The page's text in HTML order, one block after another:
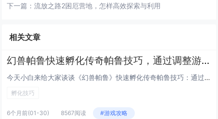
下一篇：流放之路2困厄营地，怎样高效探索与利用
相关文章
幻兽帕鲁快速孵化传奇帕鲁技巧，通过调整游戏内时间与特定食物组合可大幅缩短孵化等待
今天小白来给大家谈谈《幻兽帕鲁》快速孵化传奇帕鲁技巧：通过调整游戏内时间与特定食物组合可大幅缩短孵化等待。，以及对应的知...
孵化技巧
6个月前(01-30) 8567阅读 #游戏攻略